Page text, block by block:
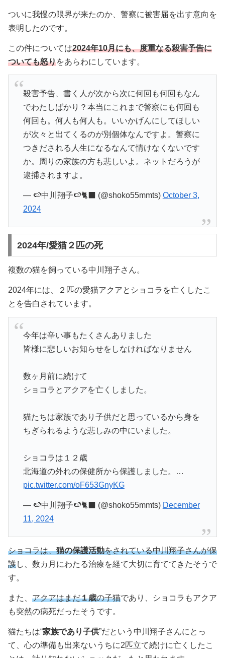
ついに我慢の限界が来たのか、警察に被害届を出す意向を
表明したのです。
この件については2024年10月にも、度重なる殺害予告に
ついても怒りをあらわにしています。
殺害予告、書く人が次から次に何回も何回もなん
でわたしばかり？本当にこれまで警察にも何回も
何回も。何人も何人も。いいかげんにしてほしい
が次々と出てくるのが別個体なんですよ。警察に
つきだされる人生になるなんて情けなくないです
か。周りの家族の方も悲しいよ。ネットだろうが
逮捕されますよ。
— 🍉中川翔子🍉🐈‍⬛ (@shoko55mmts) October 3,
2024
2024年/愛猫２匹の死
複数の猫を飼っている中川翔子さん。
2024年には、２匹の愛猫アクアとショコラを亡くしたこ
とを告白されています。
今年は辛い事もたくさんありました
皆様に悲しいお知らせをしなければなりません
数ヶ月前に続けて
ショコラとアクアを亡くしました。
猫たちは家族であり子供だと思っているから身を
ちぎられるような悲しみの中にいました。
ショコラは１２歳
北海道の外れの保健所から保護しました。…
pic.twitter.com/oF653GnyKG
— 🍉中川翔子🍉🐈‍⬛ (@shoko55mmts) December
11, 2024
ショコラは、猫の保護活動をされている中川翔子さんが保
護し、数カ月にわたる治療を経て大切に育ててきたそうで
す。
また、 アクアはまだ１歳の子猫であり、ショコラもアクア
も突然の病死だったそうです。
猫たちは“家族であり子供”だという中川翔子さんにとっ
て、心の準備も出来ないうちに2匹立て続けに亡くしたこ